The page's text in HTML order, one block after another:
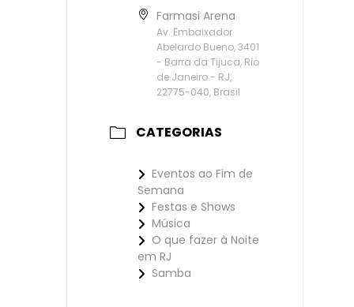
Farmasi Arena
Av. Embaixador
Abelardo Bueno, 3401
- Barra da Tijuca, Rio
de Janeiro - RJ,
22775-040, Brasil
CATEGORIAS
Eventos ao Fim de
Semana
Festas e Shows
Música
O que fazer à Noite
em RJ
Samba